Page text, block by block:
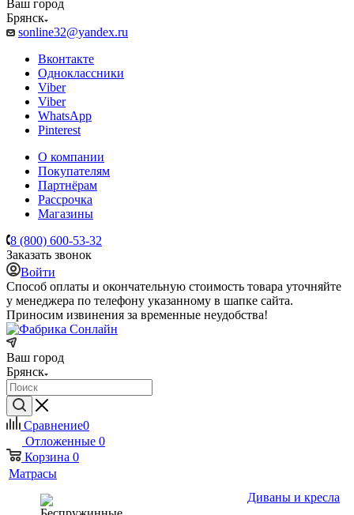
Ваш город
Брянск
sonline32@yandex.ru
Вконтакте
Одноклассники
Viber
Viber
WhatsApp
Pinterest
О компании
Покупателям
Партнёрам
Рассрочка
Магазины
8 (800) 600-53-32
Заказать звонок
Войти
Способ оплаты и окончательную стоимость товара уточняйте
у менеджера по телефону указанному в шапке сайта.
Приносим извинения за временные неудобства!
Ваш город
Брянск
Сравнение0
Отложенные 0
Корзина 0
Матрасы
Диваны и кресла